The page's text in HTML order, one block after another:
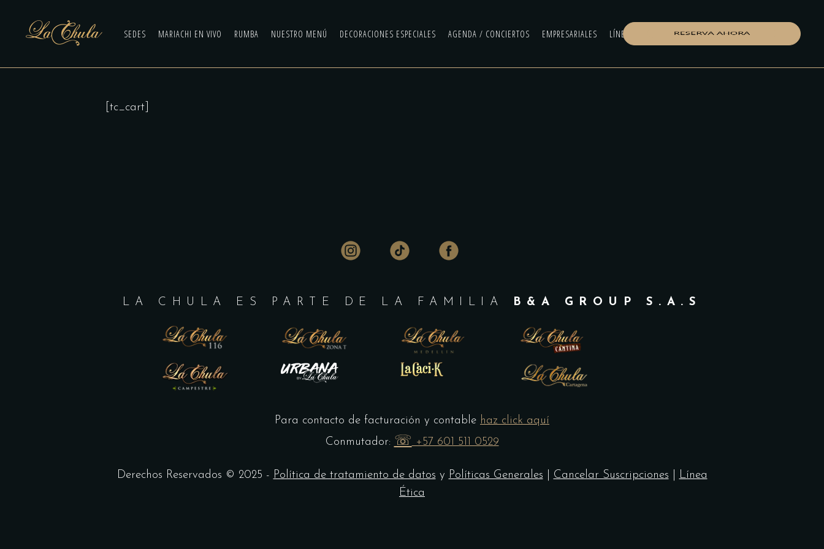
SEDES MARIACHI EN VIVO RUMBA NUESTRO MENÚ DECORACIONES ESPECIALES AGENDA / CONCIERTOS EMPRESARIALES LÍNEA ÉTICA CONTACTO
[tc_cart]
LA CHULA ES PARTE DE LA FAMILIA B&A GROUP S.A.S
Para contacto de facturación y contable haz click aquí
Conmutador: ☏ +57 601 511 0529
Derechos Reservados © 2025 - Política de tratamiento de datos y Políticas Generales Cancelar Suscripciones
Línea
Ética